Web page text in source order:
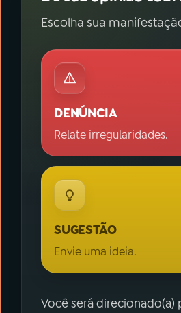
Escolha sua
DENÚNCIA
Relate irregularidades.
SUGESTÃO
Envie uma ideia.
Você será direcionado(a)